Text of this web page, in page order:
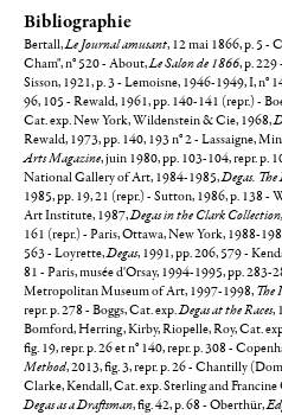
Bibliographie
Bertall,Le Journal amusant, 12 mai 1866, p. 5 -
Cham", n° 520 - About,Le Salon de 1866, p.
Sisson, 1921, p. 3 - Lemoisne, 1946-1949, I, n°
96, 105 - Rewald, 1961, pp. 140-141 (repr.) -
Cat. exp. New York, Wildenstein & Cie, 1968,
Rewald, 1973, pp. 140, 193 n° 2 - Lassaigne,
Arts Magazine, juin 1980, pp. 103-104, repr. p.
National Gallery of Art, 1984-1985,Degas. The
1985, pp. 19, 21 (repr.) - Sutton, 1986, p. 138
Art Institute, 1987,Degas in the Clark Collection,
161 (repr.) - Paris, Ottawa, New York, 1988-
563 - Loyrette,Degas, 1991, pp. 206, 579 -
81 - Paris, musée d'Orsay, 1994-1995, pp. 283-
Metropolitan Museum of Art, 1997-1998, The
repr. p. 278 - Boggs, Cat. exp.Degas at the Races,
Bomford, Herring, Kirby, Riopelle, Roy, Cat.
fig. 19, repr. p. 26 et n° 140, repr. p. 308 -
Method, 2013, fig. 3, repr. p. 26 - Chantilly
Clarke, Kendall, Cat. exp. Sterling and
Degas as a Draftsman, fig. 42, p. 68 - Oberthür,